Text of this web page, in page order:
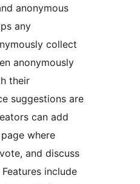
anonymous
any
collect
anonymously
their
suggestions are
can add
where
and discuss
include